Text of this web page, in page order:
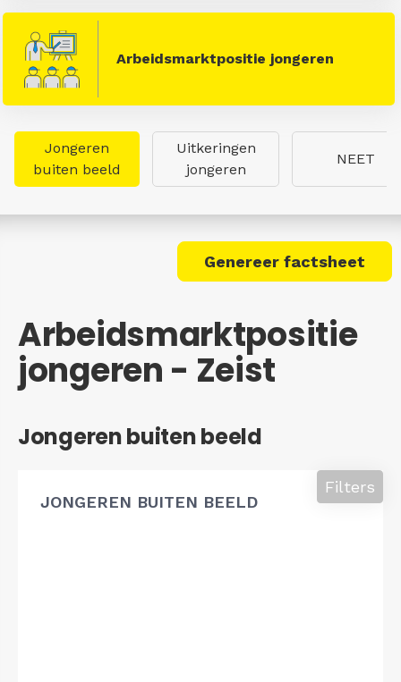
Arbeidsmarktpositie jongeren
Jongeren
buiten beeld
Uitkeringen
jongeren
NEET
Genereer factsheet
Arbeidsmarktpositie
jongeren - Zeist
Jongeren buiten beeld
JONGEREN BUITEN BEELD
Filters